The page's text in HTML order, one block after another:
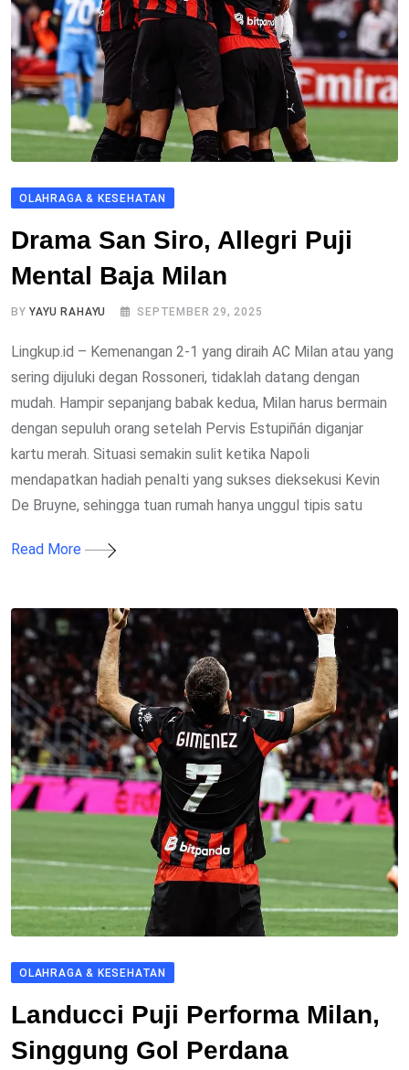
OLAHRAGA & KESEHATAN
Drama San Siro, Allegri Puji
Mental Baja Milan
BYYAYU RAHAYU SEPTEMBER 29, 2025
Lingkup.id – Kemenangan 2-1 yang diraih AC Milan atau yang
sering dijuluki degan Rossoneri, tidaklah datang dengan
mudah. Hampir sepanjang babak kedua, Milan harus bermain
dengan sepuluh orang setelah Pervis Estupiñán diganjar
kartu merah. Situasi semakin sulit ketika Napoli
mendapatkan hadiah penalti yang sukses dieksekusi Kevin
De Bruyne, sehingga tuan rumah hanya unggul tipis satu
Read More
OLAHRAGA & KESEHATAN
Landucci Puji Performa Milan,
Singgung Gol Perdana